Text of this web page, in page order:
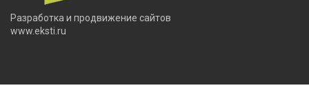
Разработка и продвижение сайтов
www.eksti.ru